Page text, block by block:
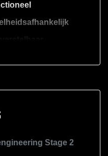
Stage 2